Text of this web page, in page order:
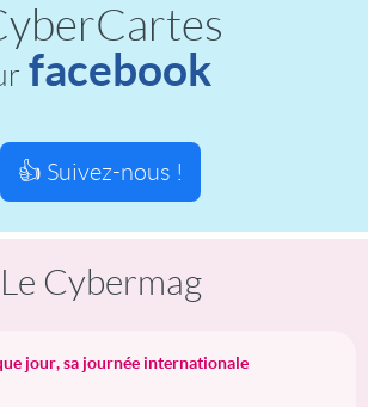
facebook
👍 Suivez-nous !
Le Cybermag
jour, sa journée internationale